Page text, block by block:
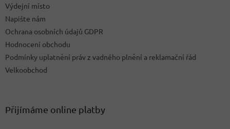
Výdejní místo
Napište nám
Ochrana osobních údajů GDPR
Hodnocení obchodu
Podmínky uplatnění práv z vadného plnění a reklamační řád
Velkoobchod
Přijímáme online platby